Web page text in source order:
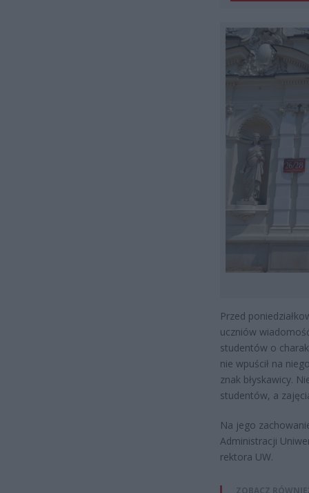
Przed
uczniów
studentów o
nie wpuścił na
znak błyskawicy.
studentów, a
Na jego
Administracji
rektora UW.